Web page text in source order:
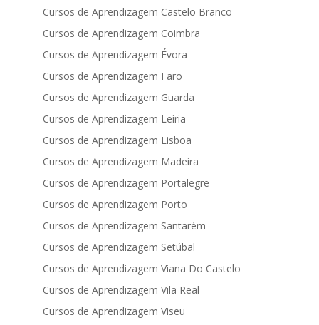
Cursos de Aprendizagem Castelo Branco
Cursos de Aprendizagem Coimbra
Cursos de Aprendizagem Évora
Cursos de Aprendizagem Faro
Cursos de Aprendizagem Guarda
Cursos de Aprendizagem Leiria
Cursos de Aprendizagem Lisboa
Cursos de Aprendizagem Madeira
Cursos de Aprendizagem Portalegre
Cursos de Aprendizagem Porto
Cursos de Aprendizagem Santarém
Cursos de Aprendizagem Setúbal
Cursos de Aprendizagem Viana Do Castelo
Cursos de Aprendizagem Vila Real
Cursos de Aprendizagem Viseu